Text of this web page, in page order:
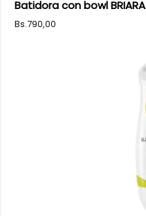
Batidora con bowl BRIARA
Bs.790,00